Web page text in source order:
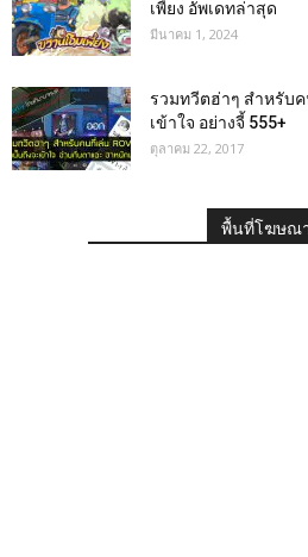
เพี้ยง อัพเดทล่าสุด
มีนาคม 1, 2024
รวมทวีตฮ่าๆ สำหรับค
เข้าใจ อย่างจี้ 555+
ตุลาคม 22, 2017
พื้นที่โฆษณ